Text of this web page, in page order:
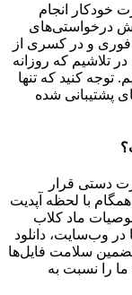
خودکار انجام
درخواستی‌های
فوری و در کسری از
تلاشیم که روزانه
توجه کنید که تنها
پشتیبانی شده
دستی قرار
با لحظه آپدیت
ماد کلاب
در وب‌سایت، دانلود
تضمین سلامت فایل‌ها
را نسبت به